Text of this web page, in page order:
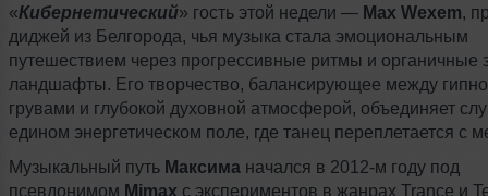
«Кибернетический» гость этой недели — Max Wexem,
диджей из Белгорода, чья музыка стала эмоциональным
путешествием через прогрессивные ритмы и органичные
ландшафты. Его творчество, балансирующее между
грувами и глубокой духовной атмосферой, объединяет
едином энергетическом поле, где танец переплетается с
Музыкальный путь Максима начался в 2012-м году под
псевдонимом Mimax с экспериментов в жанрах Trance и